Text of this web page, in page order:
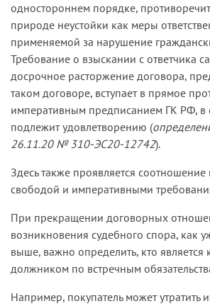
одностороннем порядке,
природе неустойки как меры
применяемой за нарушение
Требование о взыскании с ответчика
досрочное расторжение договора,
таком договоре, вступает в прямое
императивным предписанием ГК РФ, в
подлежит удовлетворению (
26.11.20 № 310-ЭС20-12742).
Здесь также проявляется
свободой и императивными
При прекращении договорных
возникновения судебного спора, как
выше, важно определить, кто является
должником по встречным
Например, покупатель может утратить